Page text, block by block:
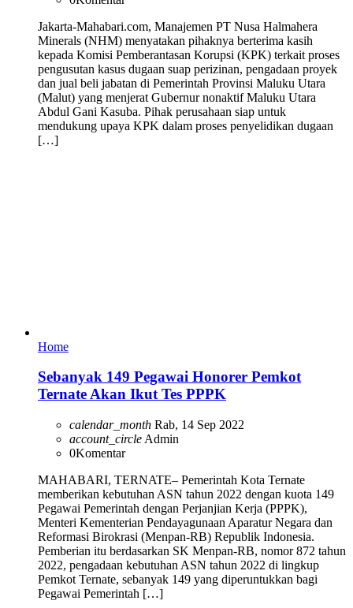
Jakarta-Mahabari.com, Manajemen PT Nusa Halmahera
Minerals (NHM) menyatakan pihaknya berterima kasih
kepada Komisi Pemberantasan Korupsi (KPK) terkait proses
pengusutan kasus dugaan suap perizinan, pengadaan proyek
dan jual beli jabatan di Pemerintah Provinsi Maluku Utara
(Malut) yang menjerat Gubernur nonaktif Maluku Utara
Abdul Gani Kasuba. Pihak perusahaan siap untuk
mendukung upaya KPK dalam proses penyelidikan dugaan
[…]
Home
Sebanyak 149 Pegawai Honorer Pemkot
Ternate Akan Ikut Tes PPPK
calendar_month Rab, 14 Sep 2022
account_circle Admin
0Komentar
MAHABARI, TERNATE– Pemerintah Kota Ternate
memberikan kebutuhan ASN tahun 2022 dengan kuota 149
Pegawai Pemerintah dengan Perjanjian Kerja (PPPK),
Menteri Kementerian Pendayagunaan Aparatur Negara dan
Reformasi Birokrasi (Menpan-RB) Republik Indonesia.
Pemberian itu berdasarkan SK Menpan-RB, nomor 872 tahun
2022, pengadaan kebutuhan ASN tahun 2022 di lingkup
Pemkot Ternate, sebanyak 149 yang diperuntukkan bagi
Pegawai Pemerintah […]